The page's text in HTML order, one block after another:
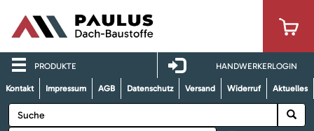
PRODUKTE HANDWERKERLOGIN
Kontakt Impressum AGB Datenschutz Versand Widerruf Aktuelles